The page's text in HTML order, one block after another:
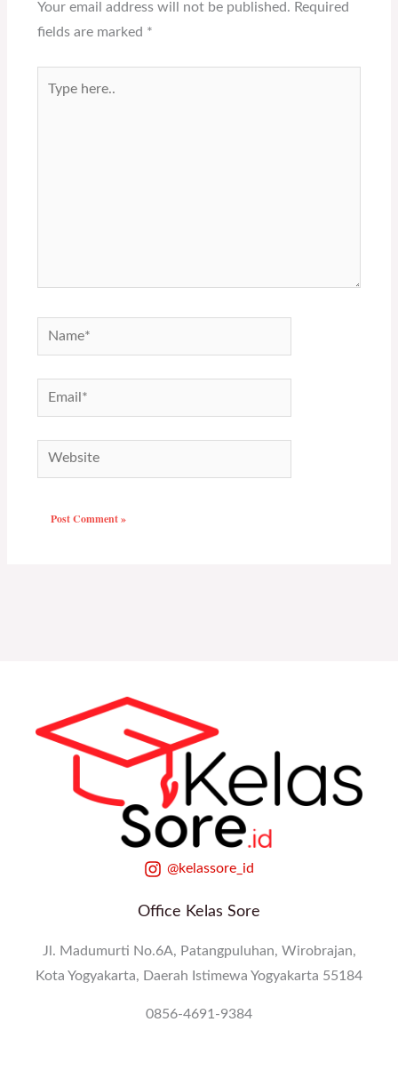
Your email address will not be published. Required
fields are marked *
Name*
Email*
Website
@kelassore_id
Office Kelas Sore
Jl. Madumurti No.6A, Patangpuluhan, Wirobrajan,
Kota Yogyakarta, Daerah Istimewa Yogyakarta 55184
0856-4691-9384